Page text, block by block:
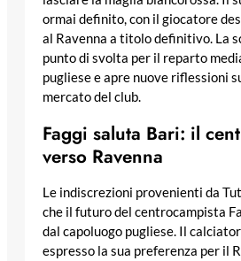
ormai definito, con il giocatore
al Ravenna a titolo definitivo. La
punto di svolta per il reparto
pugliese e apre nuove riflessioni
mercato del club.
Faggi saluta Bari: il
verso Ravenna
Le indiscrezioni provenienti da
che il futuro del centrocampista
dal capoluogo pugliese. Il
espresso la sua preferenza per il